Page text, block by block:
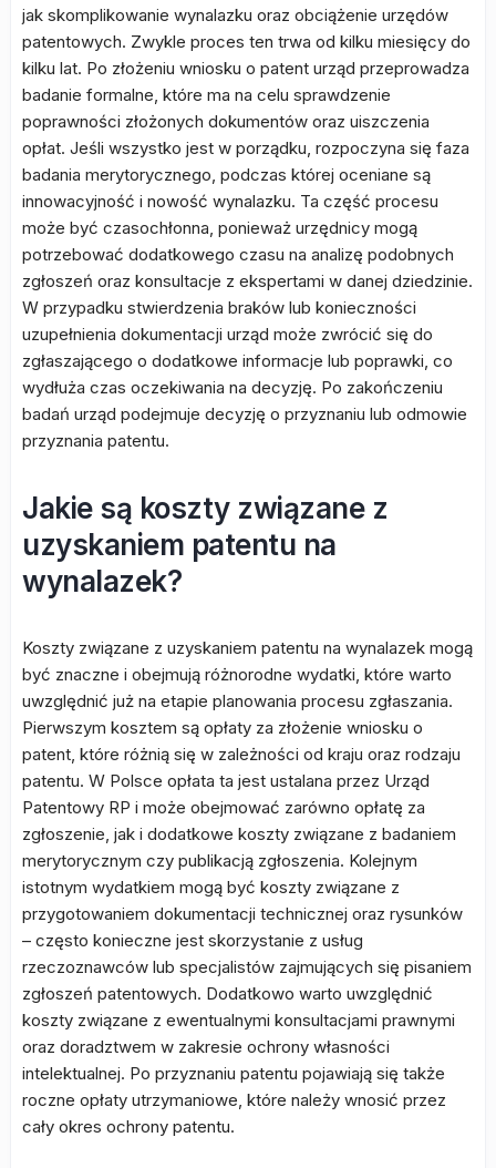
jak skomplikowanie wynalazku oraz obciążenie urzędów
patentowych. Zwykle proces ten trwa od kilku miesięcy do
kilku lat. Po złożeniu wniosku o patent urząd przeprowadza
badanie formalne, które ma na celu sprawdzenie
poprawności złożonych dokumentów oraz uiszczenia
opłat. Jeśli wszystko jest w porządku, rozpoczyna się faza
badania merytorycznego, podczas której oceniane są
innowacyjność i nowość wynalazku. Ta część procesu
może być czasochłonna, ponieważ urzędnicy mogą
potrzebować dodatkowego czasu na analizę podobnych
zgłoszeń oraz konsultacje z ekspertami w danej dziedzinie.
W przypadku stwierdzenia braków lub konieczności
uzupełnienia dokumentacji urząd może zwrócić się do
zgłaszającego o dodatkowe informacje lub poprawki, co
wydłuża czas oczekiwania na decyzję. Po zakończeniu
badań urząd podejmuje decyzję o przyznaniu lub odmowie
przyznania patentu.
Jakie są koszty związane z
uzyskaniem patentu na
wynalazek?
Koszty związane z uzyskaniem patentu na wynalazek mogą
być znaczne i obejmują różnorodne wydatki, które warto
uwzględnić już na etapie planowania procesu zgłaszania.
Pierwszym kosztem są opłaty za złożenie wniosku o
patent, które różnią się w zależności od kraju oraz rodzaju
patentu. W Polsce opłata ta jest ustalana przez Urząd
Patentowy RP i może obejmować zarówno opłatę za
zgłoszenie, jak i dodatkowe koszty związane z badaniem
merytorycznym czy publikacją zgłoszenia. Kolejnym
istotnym wydatkiem mogą być koszty związane z
przygotowaniem dokumentacji technicznej oraz rysunków
– często konieczne jest skorzystanie z usług
rzeczoznawców lub specjalistów zajmujących się pisaniem
zgłoszeń patentowych. Dodatkowo warto uwzględnić
koszty związane z ewentualnymi konsultacjami prawnymi
oraz doradztwem w zakresie ochrony własności
intelektualnej. Po przyznaniu patentu pojawiają się także
roczne opłaty utrzymaniowe, które należy wnosić przez
cały okres ochrony patentu.